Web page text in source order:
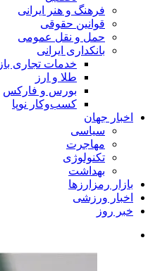
فرهنگ و هنر ایرانی
قوانین حقوقی
حمل و نقل عمومی
بانکداری ایرانی
خدمات تجاری
طلا و ارز
بورس و فارکس
کسب‌وکار نوپا
اخبار جهان
سیاسی
مهاجرت
تکنولوژی
بهداشت
بازار رمزارزها
اخبار ورزشی
خبر روز